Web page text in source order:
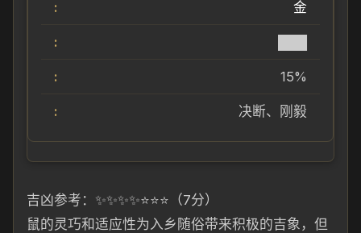
金
15%
决断、刚毅
吉凶参考：✨✨✨✨⭐⭐⭐（7分）
鼠的灵巧和适应性为入乡随俗带来积极的吉象，但